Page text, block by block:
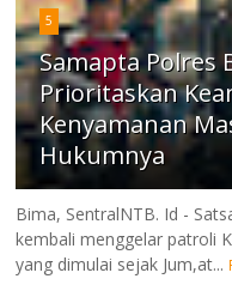
5
Samapta Polres
Prioritaskan
Kenyamanan
Hukumnya
Bima, SentralNTB. Id -
kembali menggelar patroli
yang dimulai sejak Jum,at...